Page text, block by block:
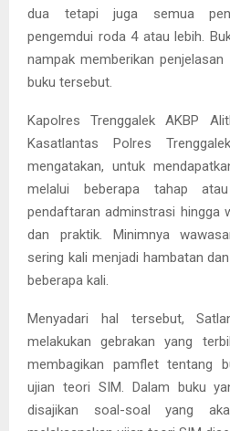
dua tetapi juga semua
pengemdui roda 4 atau lebih.
nampak memberikan
buku tersebut.
Kapolres Trenggalek AKBP
Kasatlantas Polres
mengatakan, untuk
melalui beberapa tahap
pendaftaran adminstrasi hingga
dan praktik. Minimnya
sering kali menjadi hambatan
beberapa kali.
Menyadari hal tersebut,
melakukan gebrakan yang
membagikan pamflet tentang
ujian teori SIM. Dalam buku
disajikan soal-soal yang